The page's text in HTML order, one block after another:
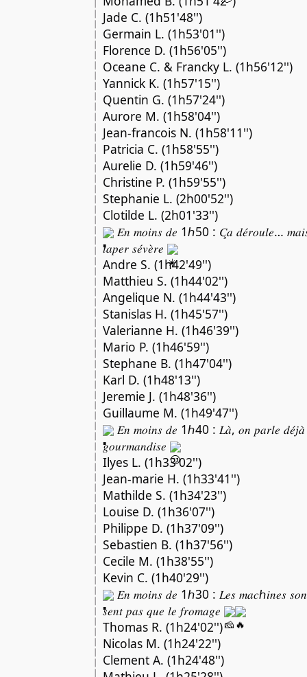
Jade C. (1h51'48'')
Germain L. (1h53'01'')
Florence D. (1h56'05'')
Oceane C. & Francky L. (1h56'12'')
Yannick K. (1h57'15'')
Quentin G. (1h57'24'')
Aurore M. (1h58'04'')
Jean-francois N. (1h58'11'')
Patricia C. (1h58'55'')
Aurelie D. (1h59'46'')
Christine P. (1h59'55'')
Stephanie L. (2h00'52'')
Clotilde L. (2h01'33'')
𝐸𝑛 𝑚𝑜𝑖𝑛𝑠 𝑑𝑒 1ℎ50 : 𝐶̧𝑎 𝑑𝑒́𝑟𝑜𝑢𝑙𝑒…
𝑡𝑎𝑝𝑒𝑟 𝑠𝑒́𝑣𝑒̀𝑟𝑒
Andre S. (1h42'49'')
Matthieu S. (1h44'02'')
Angelique N. (1h44'43'')
Stanislas H. (1h45'57'')
Valerianne H. (1h46'39'')
Mario P. (1h46'59'')
Stephane B. (1h47'04'')
Karl D. (1h48'13'')
Jeremie J. (1h48'36'')
Guillaume M. (1h49'47'')
𝐸𝑛 𝑚𝑜𝑖𝑛𝑠 𝑑𝑒 1ℎ40 : 𝐿𝑎̀, 𝑜𝑛 𝑝𝑎𝑟𝑙𝑒 𝑑𝑒́𝑗𝑎̀
𝑔𝑜𝑢𝑟𝑚𝑎𝑛𝑑𝑖𝑠𝑒
Ilyes L. (1h33'02'')
Jean-marie H. (1h33'41'')
Mathilde S. (1h34'23'')
Louise D. (1h36'07'')
Philippe D. (1h37'09'')
Sebastien B. (1h37'56'')
Cecile M. (1h38'55'')
Kevin C. (1h40'29'')
𝐸𝑛 𝑚𝑜𝑖𝑛𝑠 𝑑𝑒 1ℎ30 : 𝐿𝑒𝑠 𝑚𝑎𝑐ℎ𝑖𝑛𝑒𝑠
𝑠𝑒𝑛𝑡 𝑝𝑎𝑠 𝑞𝑢𝑒 𝑙𝑒 𝑓𝑟𝑜𝑚𝑎𝑔𝑒
Thomas R. (1h24'02'')
Nicolas M. (1h24'22'')
Clement A. (1h24'48'')